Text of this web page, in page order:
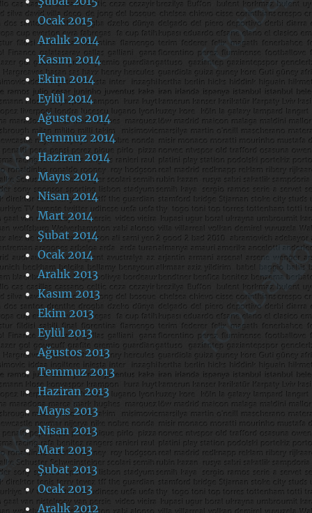
Ocak 2015
Aralık 2014
Kasım 2014
Ekim 2014
Eylül 2014
Ağustos 2014
Temmuz 2014
Haziran 2014
Mayıs 2014
Nisan 2014
Mart 2014
Şubat 2014
Ocak 2014
Aralık 2013
Kasım 2013
Ekim 2013
Eylül 2013
Ağustos 2013
Temmuz 2013
Haziran 2013
Mayıs 2013
Nisan 2013
Mart 2013
Şubat 2013
Ocak 2013
Aralık 2012